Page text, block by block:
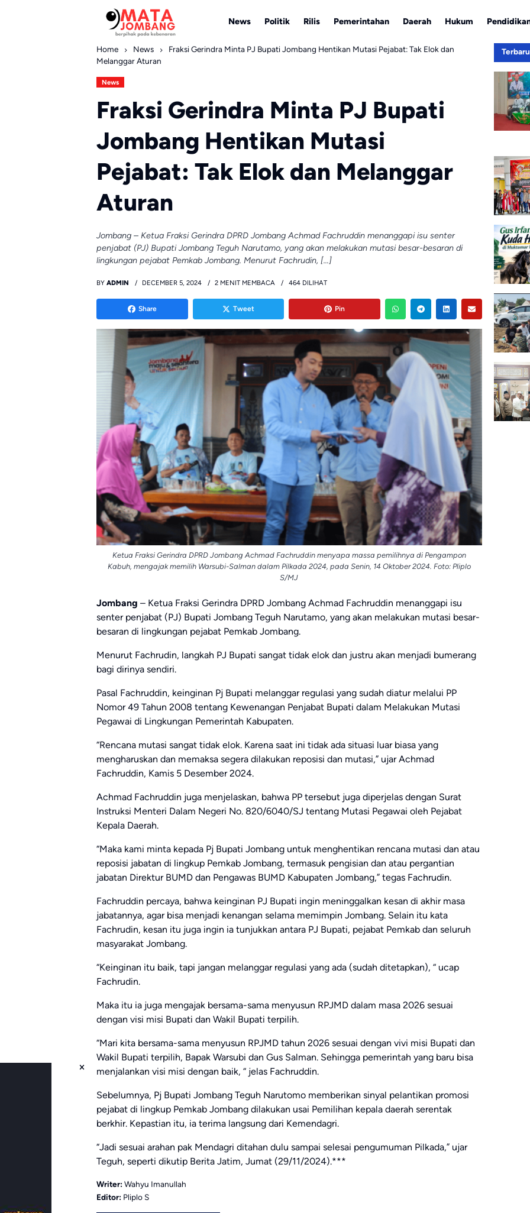
News Politik Rilis Pemerintahan Daerah Hukum
Home News
Fraksi Gerindra Minta PJ Bupati Jombang Hentikan Mutasi Pejabat: Tak Elok dan
Melanggar Aturan
News
Fraksi Gerindra Minta PJ Bupati
Jombang Hentikan Mutasi
Pejabat: Tak Elok dan Melanggar
Aturan
Jombang – Ketua Fraksi Gerindra DPRD Jombang Achmad Fachruddin menanggapi isu senter
penjabat (PJ) Bupati Jombang Teguh Narutamo, yang akan melakukan mutasi besar-besaran di
lingkungan pejabat Pemkab Jombang. Menurut Fachrudin, […]
BY ADMIN DECEMBER 5, 2024 2 MENIT MEMBACA 464 DILIHAT
Share Tweet Pin
Ketua Fraksi Gerindra DPRD Jombang Achmad Fachruddin menyapa massa pemilihnya di Pengampon
Kabuh, mengajak memilih Warsubi-Salman dalam Pilkada 2024, pada Senin, 14 Oktober 2024. Foto: Pliplo
S/MJ
Jombang – Ketua Fraksi Gerindra DPRD Jombang Achmad Fachruddin menanggapi isu
senter penjabat (PJ) Bupati Jombang Teguh Narutamo, yang akan melakukan mutasi besar-
besaran di lingkungan pejabat Pemkab Jombang.
Menurut Fachrudin, langkah PJ Bupati sangat tidak elok dan justru akan menjadi bumerang
bagi dirinya sendiri.
Pasal Fachruddin, keinginan Pj Bupati melanggar regulasi yang sudah diatur melalui PP
Nomor 49 Tahun 2008 tentang Kewenangan Penjabat Bupati dalam Melakukan Mutasi
Pegawai di Lingkungan Pemerintah Kabupaten.
“Rencana mutasi sangat tidak elok. Karena saat ini tidak ada situasi luar biasa yang
mengharuskan dan memaksa segera dilakukan reposisi dan mutasi,” ujar Achmad
Fachruddin, Kamis 5 Desember 2024.
Achmad Fachruddin juga menjelaskan, bahwa PP tersebut juga diperjelas dengan Surat
Instruksi Menteri Dalam Negeri No. 820/6040/SJ tentang Mutasi Pegawai oleh Pejabat
Kepala Daerah.
“Maka kami minta kepada Pj Bupati Jombang untuk menghentikan rencana mutasi dan atau
reposisi jabatan di lingkup Pemkab Jombang, termasuk pengisian dan atau pergantian
jabatan Direktur BUMD dan Pengawas BUMD Kabupaten Jombang,” tegas Fachrudin.
Fachruddin percaya, bahwa keinginan PJ Bupati ingin meninggalkan kesan di akhir masa
jabatannya, agar bisa menjadi kenangan selama memimpin Jombang. Selain itu kata
Fachrudin, kesan itu juga ingin ia tunjukkan antara PJ Bupati, pejabat Pemkab dan seluruh
masyarakat Jombang.
“Keinginan itu baik, tapi jangan melanggar regulasi yang ada (sudah ditetapkan), “ ucap
Fachrudin.
Maka itu ia juga mengajak bersama-sama menyusun RPJMD dalam masa 2026 sesuai
dengan visi misi Bupati dan Wakil Bupati terpilih.
“Mari kita bersama-sama menyusun RPJMD tahun 2026 sesuai dengan vivi misi Bupati dan
Wakil Bupati terpilih, Bapak Warsubi dan Gus Salman. Sehingga pemerintah yang baru bisa
menjalankan visi misi dengan baik, “ jelas Fachruddin.
Sebelumnya, Pj Bupati Jombang Teguh Narutomo memberikan sinyal pelantikan promosi
pejabat di lingkup Pemkab Jombang dilakukan usai Pemilihan kepala daerah serentak
berkhir. Kepastian itu, ia terima langsung dari Kemendagri.
“Jadi sesuai arahan pak Mendagri ditahan dulu sampai selesai pengumuman Pilkada,” ujar
Teguh, seperti dikutip Berita Jatim, Jumat (29/11/2024).***
Writer: Wahyu Imanullah
Editor: Pliplo S
Terbaru